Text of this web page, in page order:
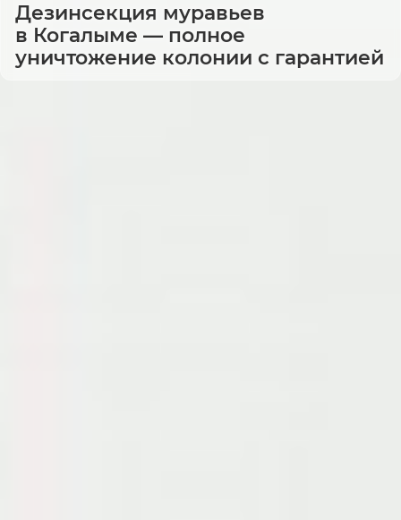
Дезинсекция муравьев
в Когалыме — полное
уничтожение колонии с гарантией